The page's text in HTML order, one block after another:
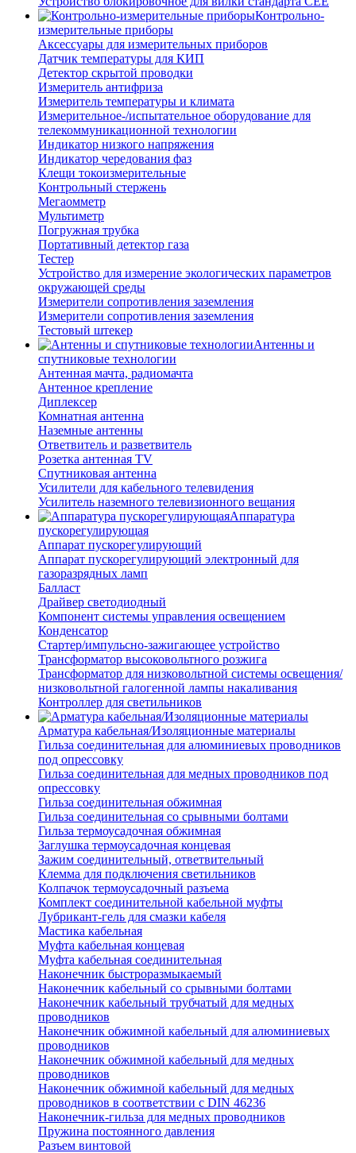
Контрольно-
измерительные приборы
Аксессуары для измерительных приборов
Датчик температуры для КИП
Детектор скрытой проводки
Измеритель антифриза
Измеритель температуры и климата
Измерительное-/испытательное оборудование для
телекоммуникационной технологии
Индикатор низкого напряжения
Индикатор чередования фаз
Клещи токоизмерительные
Контрольный стержень
Мегаомметр
Мультиметр
Погружная трубка
Портативный детектор газа
Тестер
Устройство для измерение экологических параметров
окружающей среды
Измерители сопротивления заземления
Измерители сопротивления заземления
Тестовый штекер
Антенны и
спутниковые технологии
Антенная мачта, радиомачта
Антенное крепление
Диплексер
Комнатная антенна
Наземные антенны
Ответвитель и разветвитель
Розетка антенная TV
Спутниковая антенна
Усилители для кабельного телевидения
Усилитель наземного телевизионного вещания
Аппаратура
пускорегулирующая
Аппарат пускорегулирующий
Аппарат пускорегулирующий электронный для
газоразрядных ламп
Балласт
Драйвер светодиодный
Компонент системы управления освещением
Конденсатор
Стартер/импульсно-зажигающее устройство
Трансформатор высоковольтного розжига
Трансформатор для низковольтной системы освещения/
низковольтной галогенной лампы накаливания
Контроллер для светильников
Арматура кабельная/Изоляционные материалы
Гильза соединительная для алюминиевых проводников
под опрессовку
Гильза соединительная для медных проводников под
опрессовку
Гильза соединительная обжимная
Гильза соединительная со срывными болтами
Гильза термоусадочная обжимная
Заглушка термоусадочная концевая
Зажим соединительный, ответвительный
Клемма для подключения светильников
Колпачок термоусадочный разъема
Комплект соединительной кабельной муфты
Лубрикант-гель для смазки кабеля
Мастика кабельная
Муфта кабельная концевая
Муфта кабельная соединительная
Наконечник быстроразмыкаемый
Наконечник кабельный со срывными болтами
Наконечник кабельный трубчатый для медных
проводников
Наконечник обжимной кабельный для алюминиевых
проводников
Наконечник обжимной кабельный для медных
проводников
Наконечник обжимной кабельный для медных
проводников в соответствии с DIN 46236
Наконечник-гильза для медных проводников
Пружина постоянного давления
Разъем винтовой